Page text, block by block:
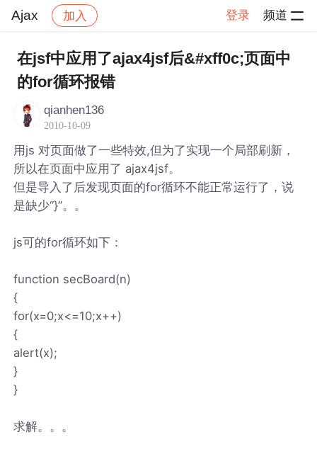
Ajax 加入 登录 频道
社区 Ajax 帖子详情
在jsf中应用了ajax4jsf后&#xff0c;页面中
的for循环报错
qianhen136
2010-10-09
用js 对页面做了一些特效,但为了实现一个局部刷新，
所以在页面中应用了 ajax4jsf。
但是导入了后发现页面的for循环不能正常运行了，说
是缺少“}”。。
js可的for循环如下：
function secBoard(n)
{
for(x=0;x<=10;x++)
{
alert(x);
}
}
求解。。。